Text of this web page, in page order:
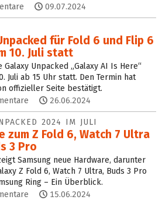
09.07.2024
für Fold 6 und Flip 6
10. Juli statt
Galaxy Unpacked „Galaxy AI Is Here“
Juli ab 15 Uhr statt. Den Termin hat
offizieller Seite bestätigt.
26.06.2024
2024 IM JULI
zum Z Fold 6, Watch 7 Ultra
3 Pro
Samsung neue Hardware, darunter
Z Fold 6, Watch 7 Ultra, Buds 3 Pro
Ring – Ein Überblick.
15.06.2024